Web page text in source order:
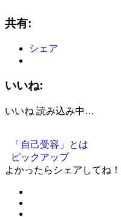
共有:
シェア
いいね:
いいね 読み込み中…
「自己受容」とは
ピックアップ
よかったらシェアしてね！